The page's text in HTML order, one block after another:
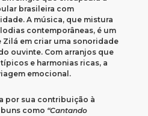
brasileira com
A música, que mistura
contemporâneas, é um
em criar uma sonoridade
ouvinte. Com arranjos que
e harmonias ricas, a
emocional.
por sua contribuição à
como “Cantando